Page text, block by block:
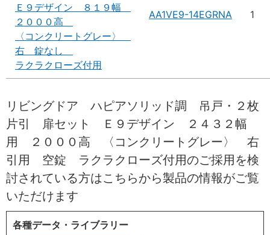
Ｅ９デザイン ８１９幅
２０００高
〈コンクリートグレー〉
右 錠なし
ラクラクローズ付用
AA1VE9-14EGRNA 1
リビングドア ハピアソリッド調 吊戸・２枚
片引 扉セット Ｅ９デザイン ２４３２幅
用 ２０００高 〈コンクリートグレー〉 右
引用 空錠 ラクラクローズ付用のご採用を検
討されている方はこちらから製品の情報がご覧
いただけます
各種データ・ライブラリー